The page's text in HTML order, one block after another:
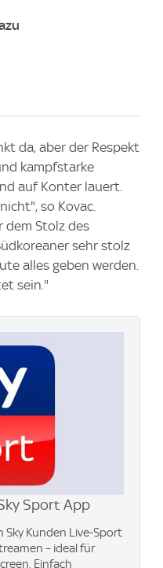
da, aber der Respekt
kampfstarke
auf Konter lauert.
so Kovac.
dem Stolz des
sehr stolz
alles geben werden.
sein."
Sport App
Sky Kunden Live-Sport
– ideal für
Einfach